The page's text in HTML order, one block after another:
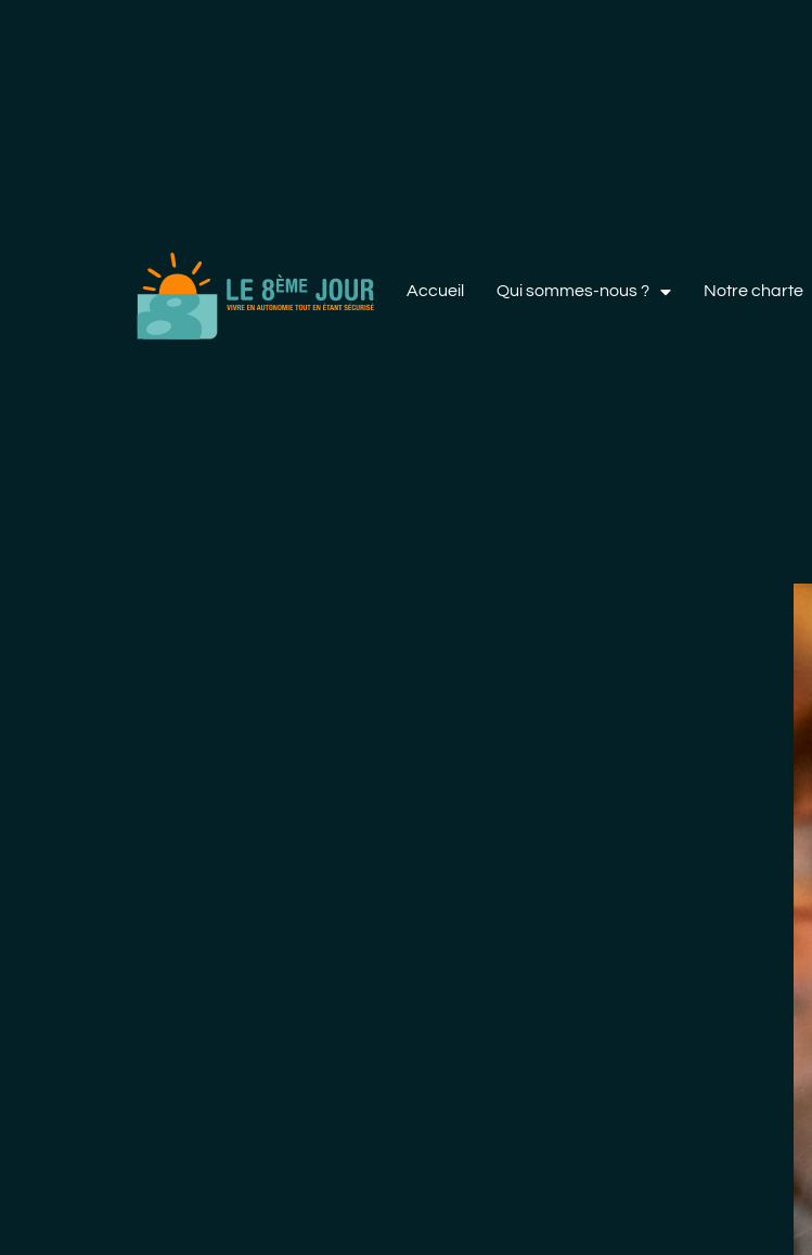
Accueil Qui sommes-nous ? Notre charte